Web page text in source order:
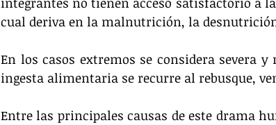
cual deriva en la malnutrición, la
En los casos extremos se considera severa
ingesta alimentaria se recurre al rebusque,
Entre las principales causas de este drama